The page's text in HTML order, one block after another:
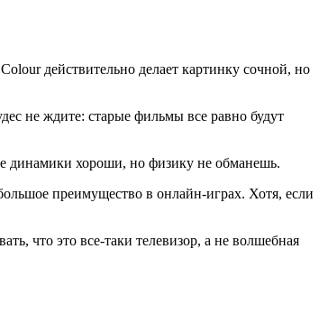
действительно делает картинку сочной, но
не ждите: старые фильмы все равно будут
динамики хороши, но физику не обманешь.
преимущество в онлайн-играх. Хотя, если
что это все-таки телевизор, а не волшебная